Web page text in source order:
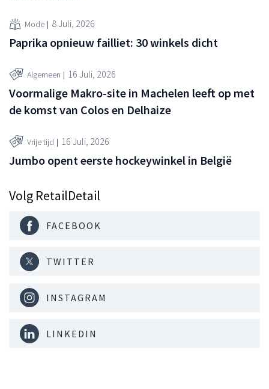
Mode 8 Juli, 2026
Paprika opnieuw failliet: 30 winkels dicht
Algemeen 16 Juli, 2026
Voormalige Makro-site in Machelen leeft op met
de komst van Colos en Delhaize
Vrije tijd 16 Juli, 2026
Jumbo opent eerste hockeywinkel in België
Volg RetailDetail
FACEBOOK
TWITTER
INSTAGRAM
LINKEDIN